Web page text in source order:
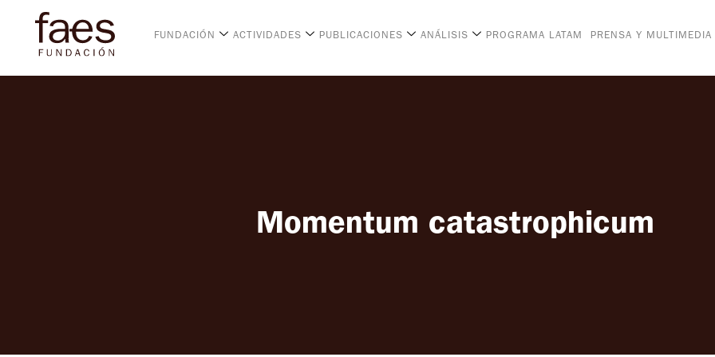
FUNDACIÓN ACTIVIDADES PUBLICACIONES ANÁLISIS PROGRAMA LATAM PRENSA Y MULTIMEDIA
Momentum catastrophicum